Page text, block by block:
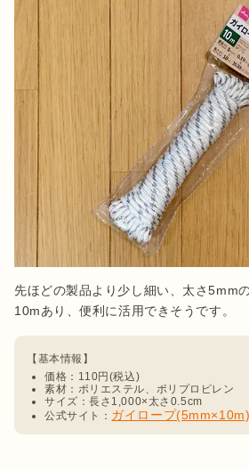
先ほどの製品より少し細い、太さ5mm
10mあり、便利に活用できそうです。
価格：110円(税込)
素材：ポリエステル、ポリプロピレン
サイズ：長さ1,000×太さ0.5cm
公式サイト： ガイロープ(5mm×10m)